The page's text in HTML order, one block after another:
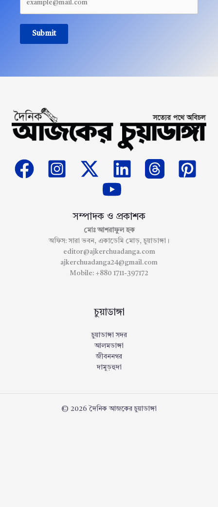
Submit
সম্পাদক ও প্রকাশক
মোঃ আশরাফুল হক
অফিস: সারা ভবন, একাডেমি মোড়, চুয়াডাঙ্গা।
editor@ajkerchuadanga.com
ajkerchuadanga24@gmail.com
Mobile: +880 1711-397172
চুয়াডাঙ্গা
চুয়াডাঙ্গা সদর
আলমডাঙ্গা
জীবননগর
দামুড়হুদা
© 2026 দৈনিক আজকের চুয়াডাঙ্গা